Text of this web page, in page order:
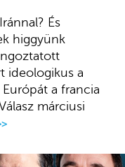
És
higgyünk
ideologikus a
a francia
márciusi